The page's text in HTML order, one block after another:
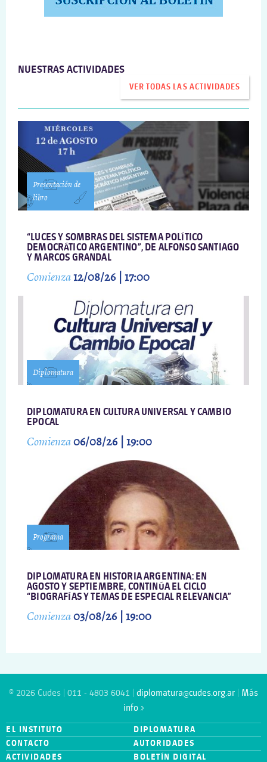
NUESTRAS ACTIVIDADES
VER TODAS LAS ACTIVIDADES
Presentación de
libro
“LUCES Y SOMBRAS DEL SISTEMA POLÍTICO
DEMOCRÁTICO ARGENTINO”, DE ALFONSO SANTIAGO
Y MARCOS GRANDAL
Comienza12/08/26 | 17:00
Diplomatura
DIPLOMATURA EN CULTURA UNIVERSAL Y CAMBIO
EPOCAL
Comienza06/08/26 | 19:00
Programa
DIPLOMATURA EN HISTORIA ARGENTINA: EN
AGOSTO Y SEPTIEMBRE, CONTINÚA EL CICLO
“BIOGRAFÍAS Y TEMAS DE ESPECIAL RELEVANCIA”
Comienza03/08/26 | 19:00
© 2026 Cudes | 011 - 4803 6041 | diplomatura@cudes.org.ar
Más
info »
EL INSTITUTO
DIPLOMATURA
CONTACTO
AUTORIDADES
ACTIVIDADES
BOLETÍN DIGITAL